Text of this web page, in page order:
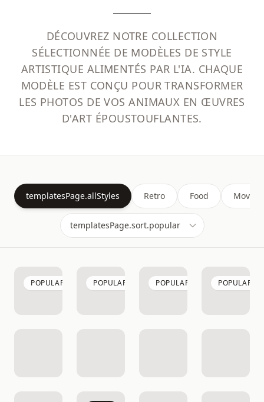
DÉCOUVREZ NOTRE COLLECTION
SÉLECTIONNÉE DE MODÈLES DE STYLE
ARTISTIQUE ALIMENTÉS PAR L'IA. CHAQUE
MODÈLE EST CONÇU POUR TRANSFORMER
LES PHOTOS DE VOS ANIMAUX EN ŒUVRES
D'ART ÉPOUSTOUFLANTES.
templatesPage.allStyles Retro Food Movie
POPULAR POPULAR POPULAR POPULAR